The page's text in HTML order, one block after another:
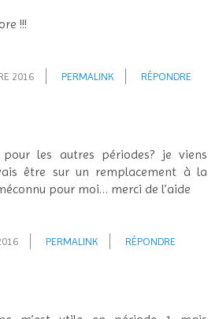
!!!
2016 PERMALINK RÉPONDRE
les autres périodes? je viens
être sur un remplacement à la
pour moi… merci de l’aide
PERMALINK RÉPONDRE